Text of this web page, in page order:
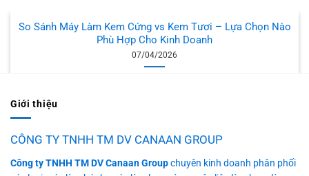
So Sánh Máy Làm Kem Cứng vs Kem Tươi – Lựa Chọn Nào
Phù Hợp Cho Kinh Doanh
07/04/2026
Giới thiệu
CÔNG TY TNHH TM DV CANAAN GROUP
Công ty TNHH TM DV Canaan Groupchuyên kinh doanh phân phối